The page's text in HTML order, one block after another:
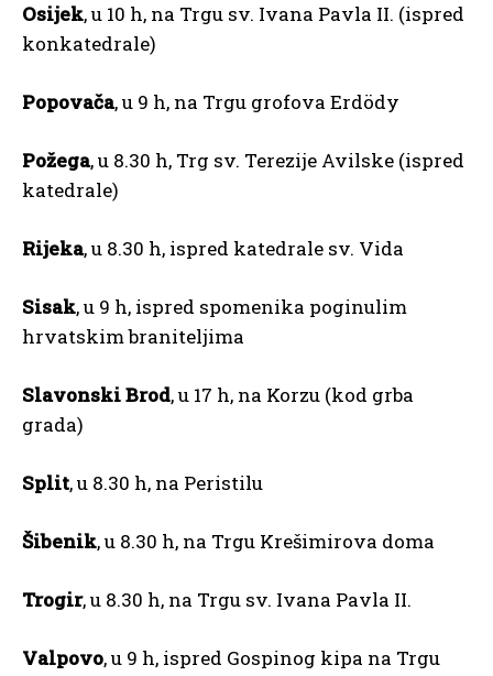
Osijek, u 10 h, na Trgu sv. Ivana Pavla II. (ispred
konkatedrale)
Popovača, u 9 h, na Trgu grofova Erdödy
Požega, u 8.30 h, Trg sv. Terezije Avilske (ispred
katedrale)
Rijeka, u 8.30 h, ispred katedrale sv. Vida
Sisak, u 9 h, ispred spomenika poginulim
hrvatskim braniteljima
Slavonski Brod, u 17 h, na Korzu (kod grba
grada)
Split, u 8.30 h, na Peristilu
Šibenik, u 8.30 h, na Trgu Krešimirova doma
Trogir, u 8.30 h, na Trgu sv. Ivana Pavla II.
Valpovo, u 9 h, ispred Gospinog kipa na Trgu